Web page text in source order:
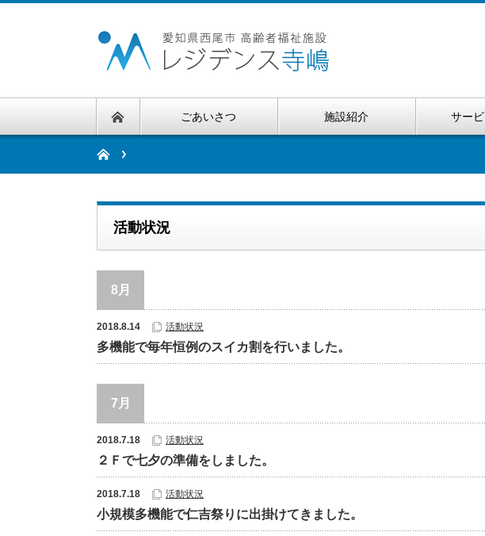
ごあいさつ 施設紹介 サー
活動状況
8月
2018.8.14 活動状況
多機能で毎年恒例のスイカ割を行いました。
7月
2018.7.18 活動状況
２Ｆで七夕の準備をしました。
2018.7.18 活動状況
小規模多機能で仁吉祭りに出掛けてきました。